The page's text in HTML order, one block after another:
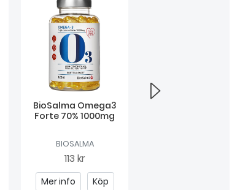
BioSalma Omega3
Forte 70% 1000mg
BIOSALMA
113 kr
Mer info Köp